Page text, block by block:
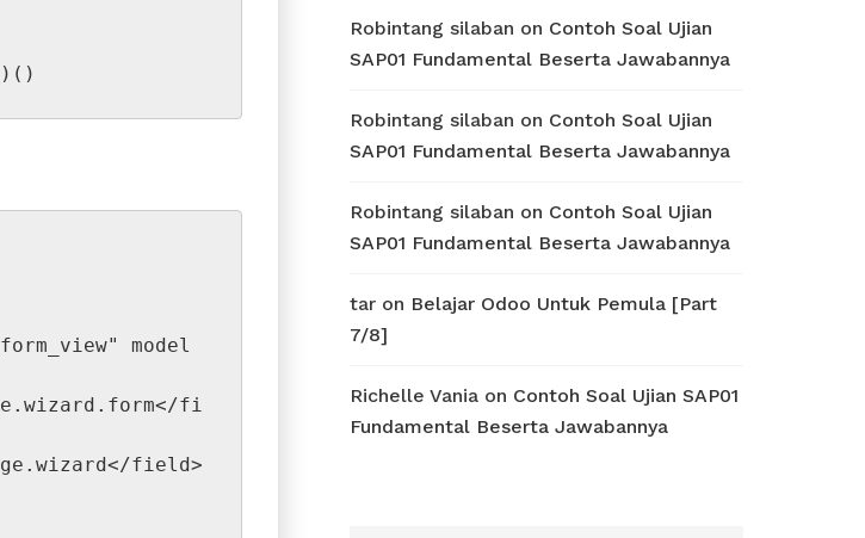
field>
Robintang silaban on Contoh Soal Ujian
SAP01 Fundamental Beserta Jawabannya
Robintang silaban on Contoh Soal Ujian
SAP01 Fundamental Beserta Jawabannya
Robintang silaban on Contoh Soal Ujian
SAP01 Fundamental Beserta Jawabannya
tar on Belajar Odoo Untuk Pemula [Part
7/8]
Richelle Vania on Contoh Soal Ujian SAP01
Fundamental Beserta Jawabannya